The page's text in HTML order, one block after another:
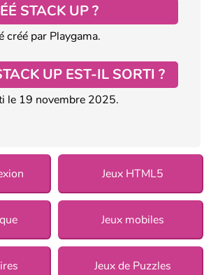
STACK UP ?
créé par Playgama.
UP EST-IL SORTI ?
le 19 novembre 2025.
Jeux HTML5
Jeux mobiles
Jeux de Puzzles